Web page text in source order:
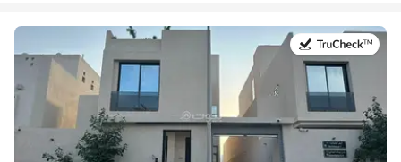
في:2 أغسطس 2026